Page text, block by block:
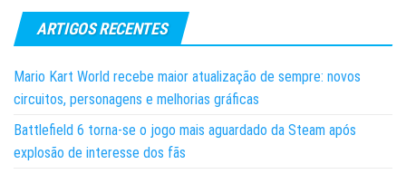
ARTIGOS RECENTES
Mario Kart World recebe maior atualização de sempre: novos
circuitos, personagens e melhorias gráficas
Battlefield 6 torna-se o jogo mais aguardado da Steam após
explosão de interesse dos fãs